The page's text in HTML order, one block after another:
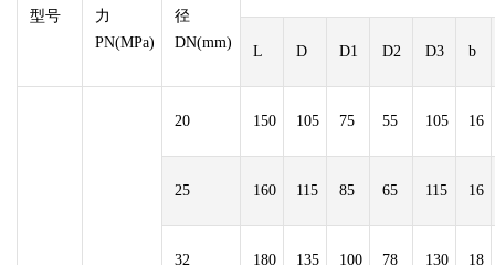
型号
力
PN(MPa)
径
DN(mm)
L D D1 D2 D3 b
20 150 105 75 55 105 16
25 160 115 85 65 115 16
32 180 135 100 78 130 18